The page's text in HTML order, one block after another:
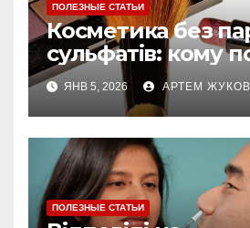
ПОЛЕЗНЫЕ СТАТЬИ
Косметика без
сульфатів: кому
як обирати
ЯНВ 5, 2026 АРТЕМ ЖУКОВ
ПОЛЕЗНЫЕ СТАТЬИ